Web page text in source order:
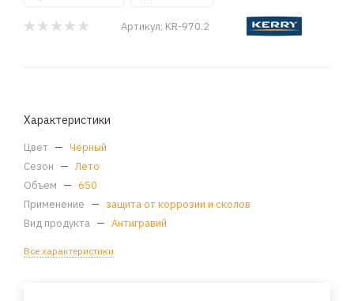
Артикул: KR-970.2
Характеристики
Цвет — Чёрный
Сезон — Лето
Объем — 650
Применение — защита от коррозии и сколов
Вид продукта — Антигравий
Все характеристики